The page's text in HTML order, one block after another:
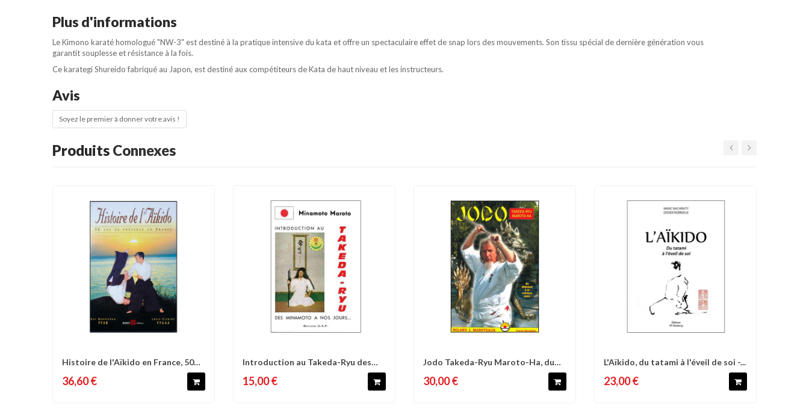
Plus d'informations
Le Kimono karaté homologué "NW-3" est destiné à la pratique intensive du kata et offre un spectaculaire effet de snap lors des mouvements. Son tissu spécial de dernière génération vous
garantit souplesse et résistance à la fois.
Ce karategi Shureido fabriqué au Japon, est destiné aux compétiteurs de Kata de haut niveau et les instructeurs.
Avis
Soyez le premier à donner votre avis !
Produits Connexes
Comparer Liste d'envies
Histoire de l'Aïkido en France, 50
36,60 €
Comparer Liste d'envies
Introduction au Takeda-Ryu des
15,00 €
Comparer Liste d'envies
Jodo Takeda-Ryu Maroto-Ha, du
30,00 €
Comparer Liste d'envies
L'Aïkido, du tatami à l'éveil de soi -...
23,00 €